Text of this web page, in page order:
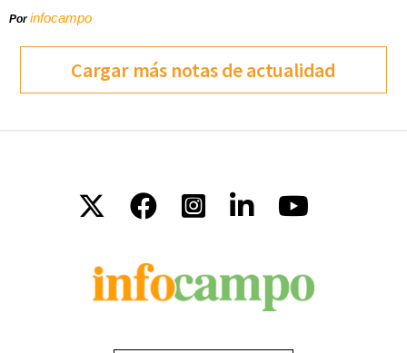
Porinfocampo
Cargar más notas de actualidad